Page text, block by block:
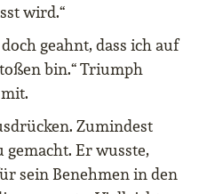
wird.“
geahnt, dass ich auf
bin.“ Triumph
Zumindest
Er wusste,
sein Benehmen in den